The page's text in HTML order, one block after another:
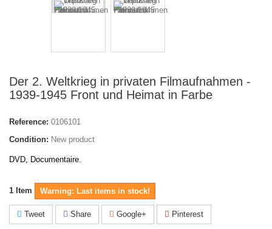
Der 2. Weltkrieg in privaten Filmaufnahmen -
1939-1945 Front und Heimat in Farbe
Reference: 0106101
Condition: New product
DVD, Documentaire.
1 Item Warning: Last items in stock!
Tweet Share Google+ Pinterest